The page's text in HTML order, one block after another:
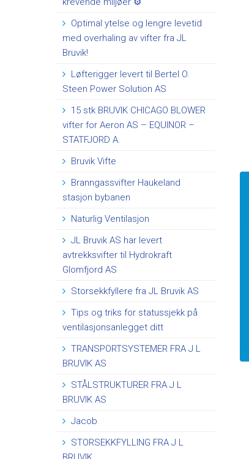
Optimal ytelse og lengre levetid
med overhaling av vifter fra JL
Bruvik!
Løfterigger levert til Bertel O.
Steen Power Solution AS
15 stk BRUVIK CHICAGO BLOWER
vifter for Aeron AS – EQUINOR –
STATFJORD A.
Bruvik Vifte
Branngassvifter Haukeland
stasjon bybanen
Naturlig Ventilasjon
JL Bruvik AS har levert
avtrekksvifter til Hydrokraft
Glomfjord AS
Storsekkfyllere fra JL Bruvik AS
Tips og triks for statussjekk på
ventilasjonsanlegget ditt
TRANSPORTSYSTEMER FRA J L
BRUVIK AS
STÅLSTRUKTURER FRA J L
BRUVIK AS
Jacob
STORSEKKFYLLING FRA J L